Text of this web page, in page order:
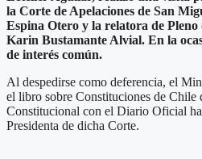
la Corte de Apelaciones de San
Espina Otero y la relatora de
Karin Bustamante Alvial. En la
de interés común.
Al despedirse como deferencia, el
el libro sobre Constituciones de Chile
Constitucional con el Diario Oficial
Presidenta de dicha Corte.